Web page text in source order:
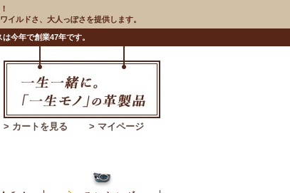
イルドさ、大人っぽさを提供します。
今年で創業47年です。
> カートを見る > マイページ